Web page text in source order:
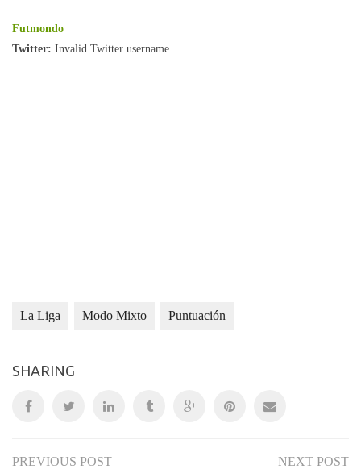
Futmondo
Twitter: Invalid Twitter username.
La Liga Modo Mixto Puntuación
SHARING
PREVIOUS POST NEXT POST